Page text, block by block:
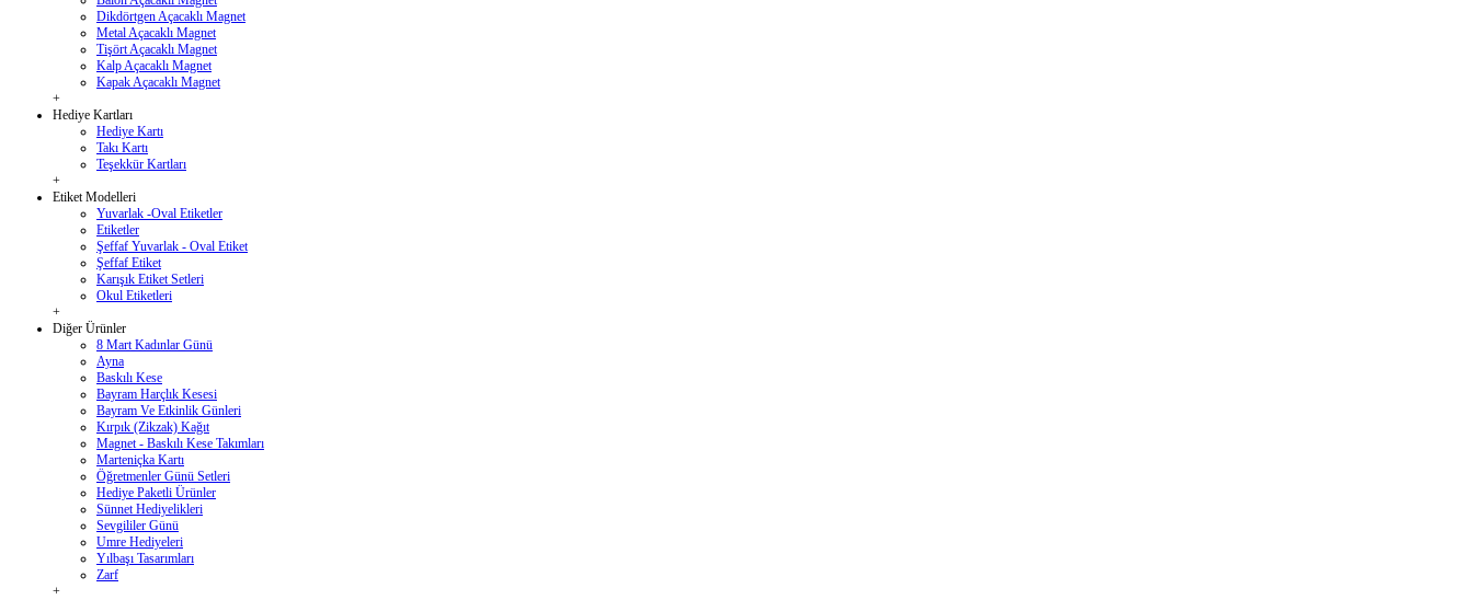
Dikdörtgen Açacaklı Magnet
Metal Açacaklı Magnet
Tişört Açacaklı Magnet
Kalp Açacaklı Magnet
Kapak Açacaklı Magnet
+
Hediye Kartları
Hediye Kartı
Takı Kartı
Teşekkür Kartları
+
Etiket Modelleri
Yuvarlak -Oval Etiketler
Etiketler
Şeffaf Yuvarlak - Oval Etiket
Şeffaf Etiket
Karışık Etiket Setleri
Okul Etiketleri
+
Diğer Ürünler
8 Mart Kadınlar Günü
Ayna
Baskılı Kese
Bayram Harçlık Kesesi
Bayram Ve Etkinlik Günleri
Kırpık (Zikzak) Kağıt
Magnet - Baskılı Kese Takımları
Marteniçka Kartı
Öğretmenler Günü Setleri
Hediye Paketli Ürünler
Sünnet Hediyelikleri
Sevgililer Günü
Umre Hediyeleri
Yılbaşı Tasarımları
Zarf
+